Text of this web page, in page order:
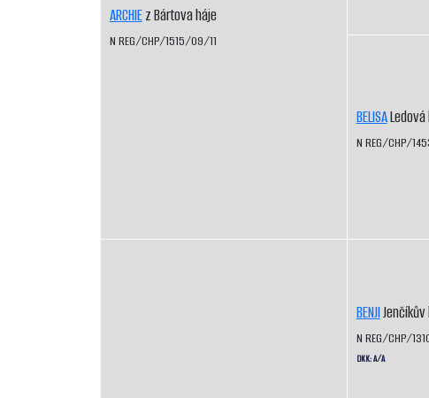
ARCHIEz Bártova háje
N REG/CHP/1515/09/11
BELISALedová
N REG/CHP/
BENJIJenčíkův
N REG/CHP/
DKK: A/A